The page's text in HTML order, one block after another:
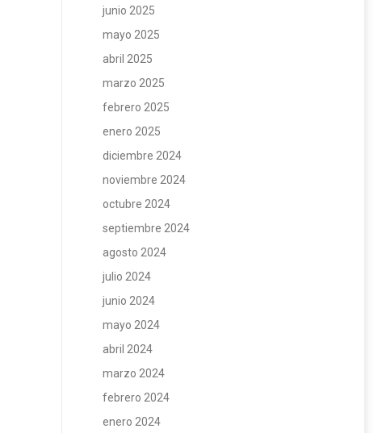
junio 2025
mayo 2025
abril 2025
marzo 2025
febrero 2025
enero 2025
diciembre 2024
noviembre 2024
octubre 2024
septiembre 2024
agosto 2024
julio 2024
junio 2024
mayo 2024
abril 2024
marzo 2024
febrero 2024
enero 2024